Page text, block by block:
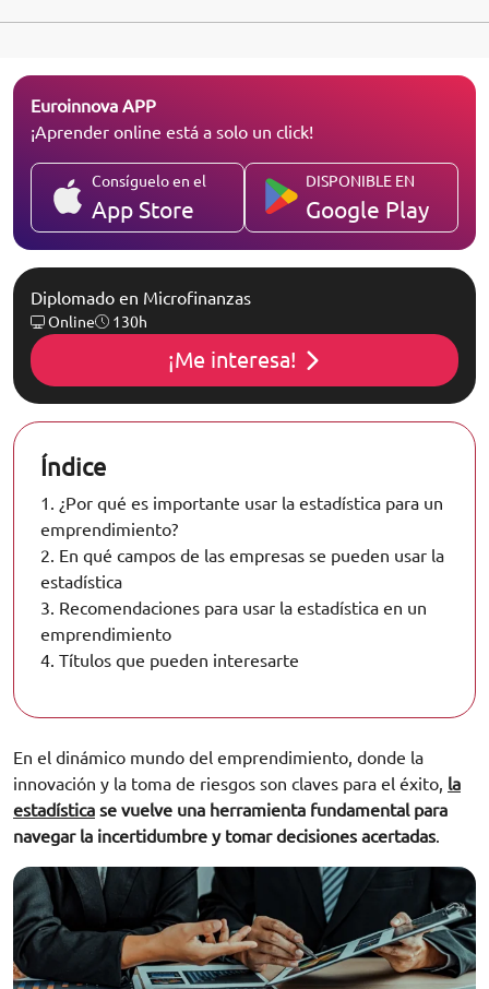
Euroinnova APP
¡Aprender online está a solo un click!
Consíguelo en el
App Store
DISPONIBLE EN
Google Play
Diplomado en Microfinanzas
Online 130h
¡Me interesa!
Índice
1. ¿Por qué es importante usar la estadística para un
emprendimiento?
2. En qué campos de las empresas se pueden usar la
estadística
3. Recomendaciones para usar la estadística en un
emprendimiento
4. Títulos que pueden interesarte
En el dinámico mundo del emprendimiento, donde la
innovación y la toma de riesgos son claves para el éxito, la
estadística se vuelve una herramienta fundamental para
navegar la incertidumbre y tomar decisiones acertadas.